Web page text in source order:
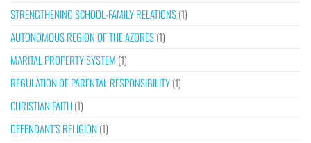
STRENGTHENING SCHOOL-FAMILY RELATIONS(1)
AUTONOMOUS REGION OF THE AZORES(1)
MARITAL PROPERTY SYSTEM (1)
REGULATION OF PARENTAL RESPONSIBILITY(1)
CHRISTIAN FAITH(1)
DEFENDANT’S RELIGION (1)